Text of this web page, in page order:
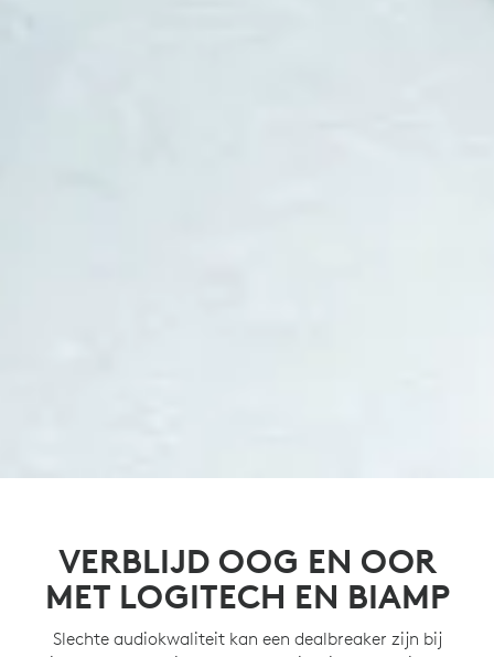
VERBLIJD OOG EN OOR
MET LOGITECH EN BIAMP
Slechte audiokwaliteit kan een dealbreaker zijn bij